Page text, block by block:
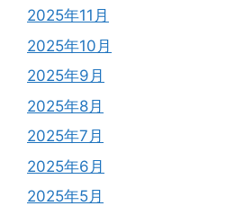
2025年11月
2025年10月
2025年9月
2025年8月
2025年7月
2025年6月
2025年5月